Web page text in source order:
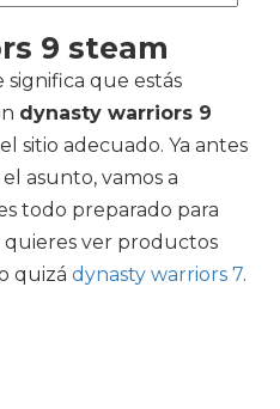
9 steam
significa que estás
dynasty warriors 9
sitio adecuado. Ya antes
asunto, vamos a
todo preparado para
ver productos
quizá dynasty warriors 7.